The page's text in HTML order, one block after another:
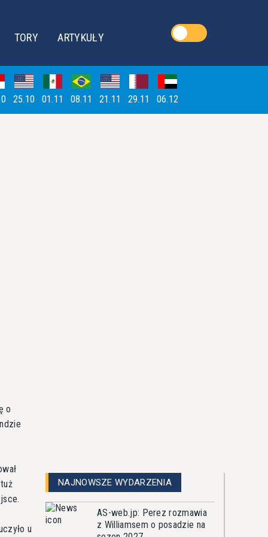
TORY ARTYKUŁY
25.10 01.11 08.11 21.11 29.11 06.12
o
u
NAJNOWSZE WYDARZENIA
AS-web.jp: Perez rozmawia
z Williamsem o posadzie na